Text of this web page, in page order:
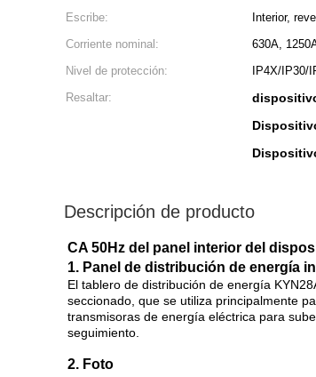
Escribe:
Interior,
Corriente nominal:
630A,
Nivel de protección:
IP4X/IP30/
Resaltar:
Descripción de producto
CA 50Hz del panel interior del
1. Panel de distribución de energía
El tablero de distribución de energía
seccionado, que se utiliza principalmente
transmisoras de energía eléctrica para
seguimiento.
2. Foto